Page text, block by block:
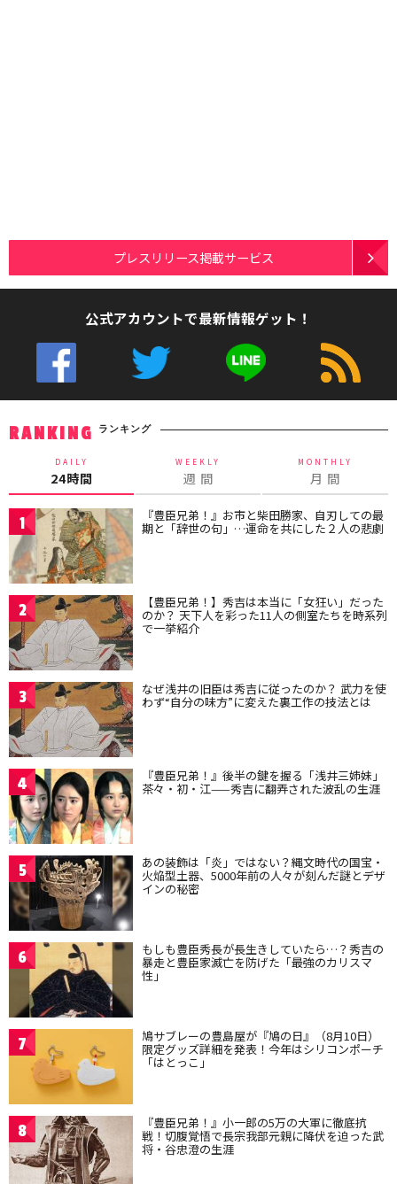
プレスリリース掲載サービス
公式アカウントで最新情報ゲット！
RANKING ランキング
DAILY
24時間
WEEKLY
週 間
MONTHLY
月 間
1 『豊臣兄弟！』お市と柴田勝家、自刃しての最
期と「辞世の句」…運命を共にした２人の悲劇
2 【豊臣兄弟！】秀吉は本当に「女狂い」だった
のか？ 天下人を彩った11人の側室たちを時系列
で一挙紹介
3 なぜ浅井の旧臣は秀吉に従ったのか？ 武力を使
わず“自分の味方”に変えた裏工作の技法とは
4 『豊臣兄弟！』後半の鍵を握る「浅井三姉妹」
茶々・初・江——秀吉に翻弄された波乱の生涯
5 あの装飾は「炎」ではない？縄文時代の国宝・
火焔型土器、5000年前の人々が刻んだ謎とデザ
インの秘密
6 もしも豊臣秀長が長生きしていたら…？秀吉の
暴走と豊臣家滅亡を防げた「最強のカリスマ
性」
7 鳩サブレーの豊島屋が『鳩の日』（8月10日）
限定グッズ詳細を発表！今年はシリコンポーチ
「はとっこ」
8 『豊臣兄弟！』小一郎の5万の大軍に徹底抗
戦！切腹覚悟で長宗我部元親に降伏を迫った武
将・谷忠澄の生涯